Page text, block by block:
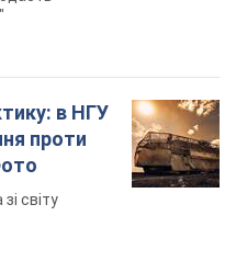
в НГУ
проти
світу